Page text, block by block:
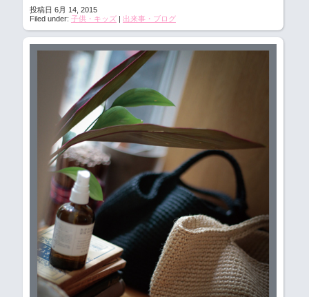
投稿日 6月 14, 2015
Filed under: 子供・キッズ| 出来事・ブログ